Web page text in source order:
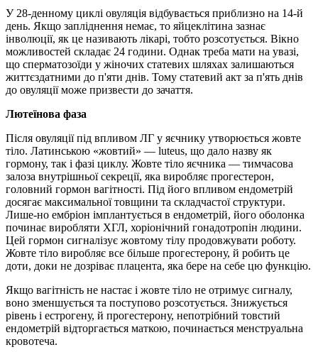
У 28-денному циклі овуляція відбувається приблизно на 14-й
день. Якщо запліднення немає, то яйцеклітина зазнає
інволюції, як це називають лікарі, тобто розсотується. Вікно
можливостей складає 24 години. Однак треба мати на увазі,
що сперматозоїди у жіночих статевих шляхах залишаються
життєздатними до п'яти днів. Тому статевий акт за п'ять днів
до овуляції може призвести до зачаття.
Лютеїнова фаза
Після овуляції під впливом ЛГ у яєчнику утворюється жовте
тіло. Латинською «жовтий» — luteus, що дало назву як
гормону, так і фазі циклу. Жовте тіло яєчника — тимчасова
залоза внутрішньої секреції, яка виробляє прогестерон,
головний гормон вагітності. Під його впливом ендометрій
досягає максимальної товщини та складчастої структури.
Лише-но ембріон імплантується в ендометрій, його оболонка
починає виробляти ХГЛ, хоріонічний гонадотропін людини.
Цей гормон сигналізує жовтому тілу продовжувати роботу.
Жовте тіло виробляє все більше прогестерону, й робить це
доти, доки не дозріває плацента, яка бере на себе цю функцію.
Якщо вагітність не настає і жовте тіло не отримує сигналу,
воно зменшується та поступово розсотується. Знижується
рівень і естрогену, й прогестерону, непотрібний товстий
ендометрій відторгається маткою, починається менструальна
кровотеча.